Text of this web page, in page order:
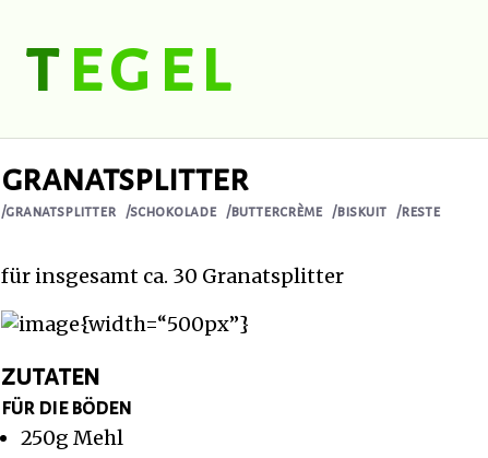
tegel
granatsplitter
/granatsplitter /schokolade /buttercrème /biskuit /reste
für insgesamt ca. 30 Granatsplitter
{width=“500px”}
zutaten
für die böden
250g Mehl